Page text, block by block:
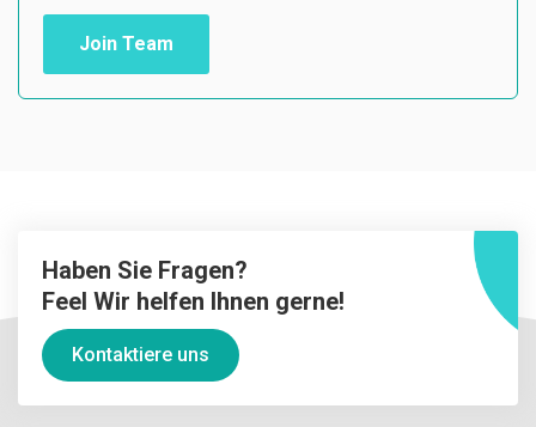
Join Team
Haben Sie Fragen?
Feel Wir helfen Ihnen gerne!
Kontaktiere uns